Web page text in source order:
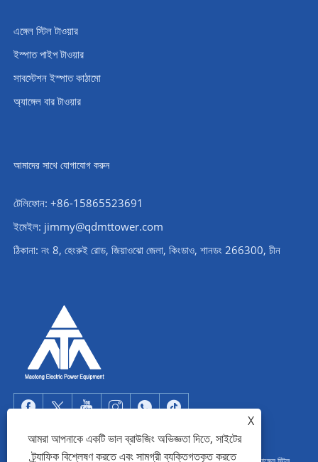
এঙ্গেল স্টিল টাওয়ার
ইস্পাত পাইপ টাওয়ার
সাবস্টেশন ইস্পাত কাঠামো
অ্যাঙ্গেল বার টাওয়ার
আমাদের সাথে যোগাযোগ করুন
টেলিফোন: +86-15865523691
ইমেইল: jimmy@qdmttower.com
ঠিকানা: নং 8, হেংরুই রোড, জিয়াওঝো জেলা, কিংডাও, শানডং 266300, চীন
X
আমরা আপনাকে একটি ভাল ব্রাউজিং অভিজ্ঞতা দিতে, সাইটের
ট্র্যাফিক বিশ্লেষণ করতে এবং সামগ্রী ব্যক্তিগতকৃত করতে